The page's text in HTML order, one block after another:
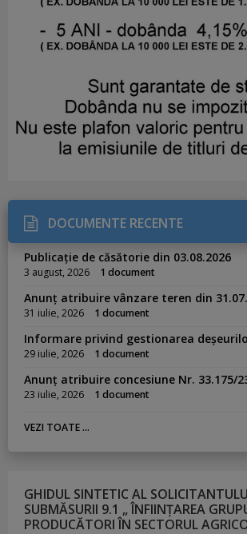
DOCUMENTE RECENTE
Publicație de căsătorie din 03.08.2026
3 august, 2026 1 document
Anunț atribuire vânzare teren din
31 iulie, 2026 1 document
Informare privind gestionarea
29 iulie, 2026 1 document
Anunț atribuire concesiune Nr. 33.175/
23 iulie, 2026 1 document
VEZI TOATE ...
GHIDUL SINTETIC AL
SUBMĂSURII 9.1 „ ÎNFIINȚAREA
PRODUCĂTORI ÎN SECTORUL